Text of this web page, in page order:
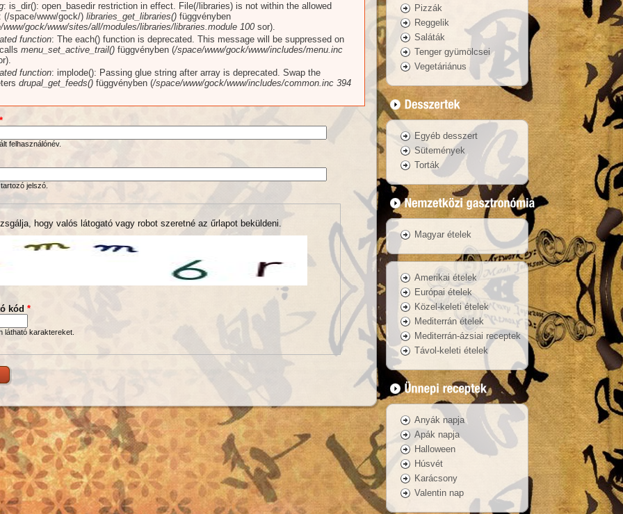
: is_dir(): open_basedir restriction in effect. File(/libraries) is not within the allowed
(/space/www/gock/) libraries_get_libraries() függvényben
www/gock/www/sites/all/modules/libraries/libraries.module 100 sor).
function: The each() function is deprecated. This message will be suppressed on
menu_set_active_trail() függvényben (/space/www/gock/www/includes/menu.inc
function: implode(): Passing glue string after array is deprecated. Swap the
drupal_get_feeds() függvényben (/space/www/gock/www/includes/common.inc 394
*
felhasználónév.
jelszó.
hogy valós látogató vagy robot szeretné az űrlapot beküldeni.
kód *
látható karaktereket.
Pizzák
Reggelik
Saláták
Tenger gyümölcsei
Vegetáriánus
Egyéb desszert
Sütemények
Torták
Magyar ételek
Amerikai ételek
Európai ételek
Közel-keleti ételek
Mediterrán ételek
Mediterrán-ázsiai receptek
Távol-keleti ételek
Anyák napja
Apák napja
Halloween
Húsvét
Karácsony
Valentin nap